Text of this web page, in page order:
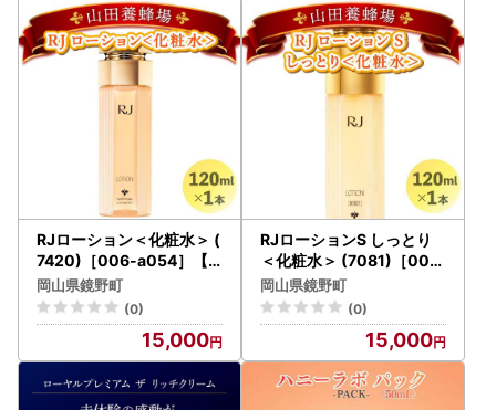
RJローション＜化粧水＞ (
7420)［006-a054］【
山田養蜂場】
岡山県鏡野町
(0)
15,000
RJローションS しっとり
＜化粧水＞ (7081)［006
-a053］【山田養蜂場】
岡山県鏡野町
(0)
15,000